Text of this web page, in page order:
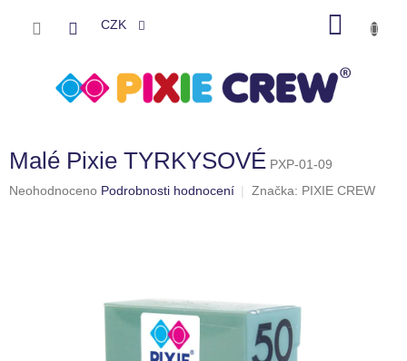
CZK
Malé Pixie TYRKYSOVÉ PXP-01-09
Průměrné
Neohodnoceno Podrobnosti hodnocení Značka: PIXIE CREW